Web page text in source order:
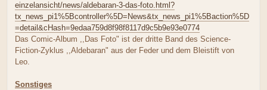
einzelansicht/news/aldebaran-3-das-foto.html?
tx_news_pi1%5Bcontroller%5D=News&tx_news_pi1%5Baction%5D
=detail&cHash=9edaa759d8f98f8117d9c5b9e93e0774
Das Comic-Album ,,Das Foto" ist der dritte Band des Science-
Fiction-Zyklus ,,Aldebaran" aus der Feder und dem Bleistift von
Leo.
Sonstiges